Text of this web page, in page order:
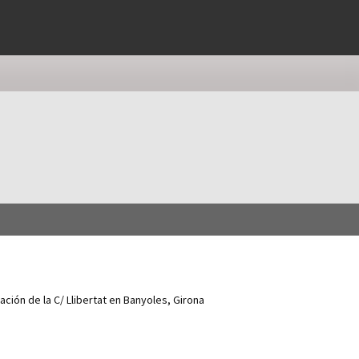
de la C/ Llibertat en Banyoles, Girona